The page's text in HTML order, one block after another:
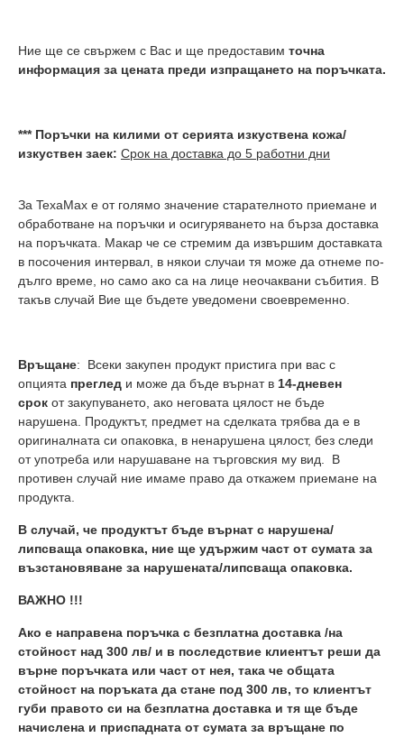
Ние ще се свържем с Вас и ще предоставим точна
информация за цената преди изпращането на поръчката.
*** Поръчки на килими от серията изкуствена кожа/
изкуствен заек: Срок на доставка до 5 работни дни
За TexaMax е от голямо значение старателното приемане и
обработване на поръчки и осигуряването на бърза доставка
на поръчката. Макар че се стремим да извършим доставката
в посочения интервал, в някои случаи тя може да отнеме по-
дълго време, но само ако са на лице неочаквани събития. В
такъв случай Вие ще бъдете уведомени своевременно.
Връщане: Всеки закупен продукт пристига при вас с
опцията преглед и може да бъде върнат в 14-дневен
срок от закупуването, ако неговата цялост не бъде
нарушена. Продуктът, предмет на сделката трябва да е в
оригиналната си опаковка, в ненарушена цялост, без следи
от употреба или нарушаване на търговския му вид. В
противен случай ние имаме право да откажем приемане на
продукта.
В случай, че продуктът бъде върнат с нарушена/
липсваща опаковка, ние ще удържим част от сумата за
възстановяване за нарушената/липсваща опаковка.
ВАЖНО !!!
Ако е направена поръчка с безплатна доставка /на
стойност над 300 лв/ и в последствие клиентът реши да
върне поръчката или част от нея, така че общата
стойност на поръката да стане под 300 лв, то клиентът
губи правото си на безплатна доставка и тя ще бъде
начислена и приспадната от сумата за връщане по